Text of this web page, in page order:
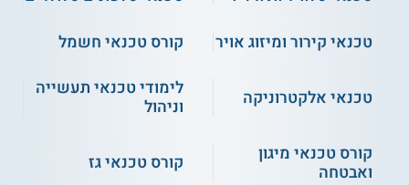
טכנאי קירור ומיזוג אויר
קורס טכנאי חשמל
טכנאי אלקטרוניקה
לימודי טכנאי תעשייה
וניהול
קורס טכנאי מיגון
ואבטחה
קורס טכנאי גז